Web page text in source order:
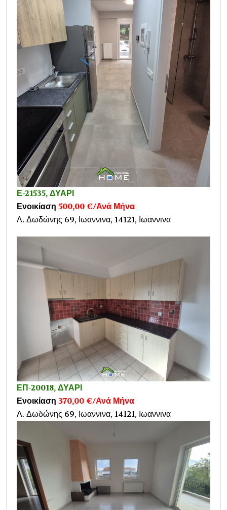
Ε-21535, ΔΥΑΡΙ
Ενοικίαση 500,00 €/Ανά Μήνα
Λ. Δωδώνης 69, Ιωαννινα, 14121, Ιωαννινα
ΕΠ-20018, ΔΥΑΡΙ
Ενοικίαση 370,00 €/Ανά Μήνα
Λ. Δωδώνης 69, Ιωαννινα, 14121, Ιωαννινα